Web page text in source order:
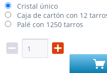
Cristal único
Caja de cartón con 12
Palé con 1250 tarros